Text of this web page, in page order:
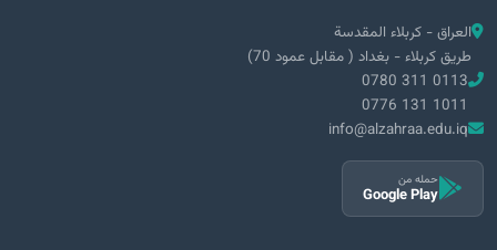
العراق - كربلاء المقدسة
طريق كربلاء - بغداد ( مقابل عمود 70)
0780 311 0113
0776 131 1011
info@alzahraa.edu.iq
حمله من
Google Play